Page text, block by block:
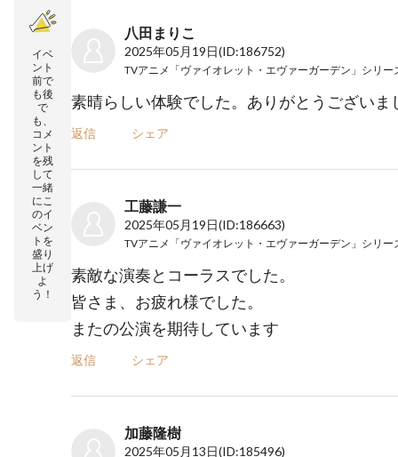
イベ
ント
前で
も後
で
も、
コメ
ント
を残
して
一緒
にこ
のイ
ベン
トを
盛り
上げ
よ
う！
八田まりこ
2025年05月19日(ID:186752)
素晴らしい体験でした。ありがとうございま
返信 シェア
工藤謙一
2025年05月19日(ID:186663)
素敵な演奏とコーラスでした。
皆さま、お疲れ様でした。
またの公演を期待しています
返信 シェア
加藤隆樹
2025年05月13日(ID:185496)